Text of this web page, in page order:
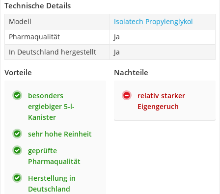
Technische Details
Modell
Isolatech Propylenglykol
Pharmaqualität
Ja
In Deutschland hergestellt
Ja
Vorteile
besonders
ergiebiger 5-l-
Kanister
sehr hohe Reinheit
geprüfte
Pharmaqualität
Herstellung in
Deutschland
Nachteile
relativ starker
Eigengeruch